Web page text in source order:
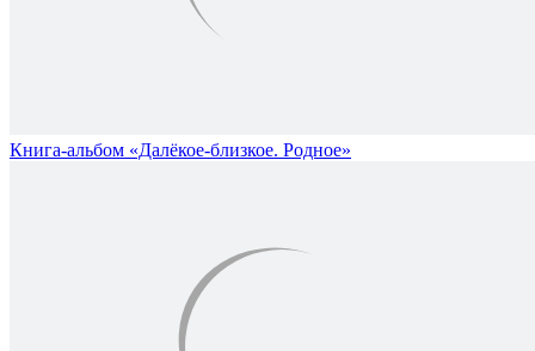
Книга-альбом «Далёкое-близкое. Родное»